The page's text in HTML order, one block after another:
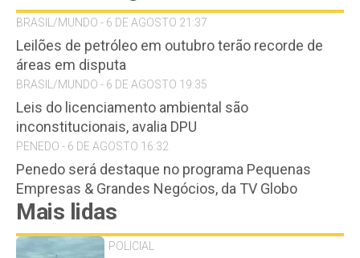
BRASIL/MUNDO - 6 DE AGOSTO 21:37
Leilões de petróleo em outubro terão recorde de
áreas em disputa
BRASIL/MUNDO - 6 DE AGOSTO 19:35
Leis do licenciamento ambiental são
inconstitucionais, avalia DPU
PENEDO - 6 DE AGOSTO 16:32
Penedo será destaque no programa Pequenas
Empresas & Grandes Negócios, da TV Globo
Mais lidas
POLICIAL